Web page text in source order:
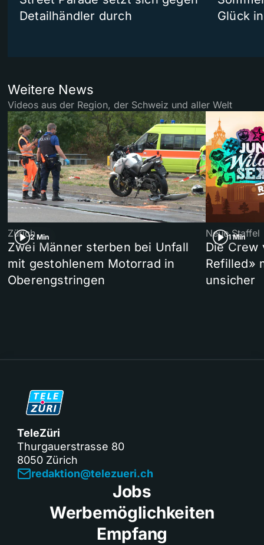
Detailhändler durch
Glück
Weitere News
Videos aus der Region, der Schweiz und aller Welt
2 Min
Zürich
Zwei Männer sterben bei Unfall
mit gestohlenem Motorrad in
Oberengstringen
1 Min
Neue Staffel
Die Crew
Refilled»
unsicher
TeleZüri
Thurgauerstrasse 80
8050 Zürich
redaktion@telezueri.ch
Jobs
Werbemöglichkeiten
Empfang